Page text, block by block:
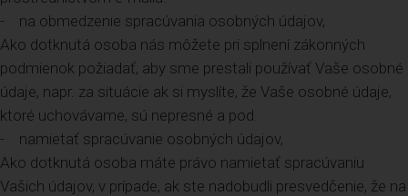
- na obmedzenie spracúvania osobných údajov,
Ako dotknutá osoba nás môžete pri splnení zákonných
podmienok požiadať, aby sme prestali používať Vaše osobné
údaje, napr. za situácie ak si myslíte, že Vaše osobné údaje,
ktoré uchovávame, sú nepresné a pod.
- namietať spracúvanie osobných údajov,
Ako dotknutá osoba máte právo namietať spracúvaniu
Vašich údajov, v prípade, ak ste nadobudli presvedčenie, že na